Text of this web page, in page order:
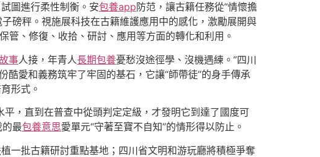
圖進行柔性制衡。安包養app防范，讓古籍任務從“情懷擔
磅秤。視施展科技在古籍維護應用中的感化，激勵展開與
管、修復、收拾、研討、應用等方面的轉化和利用。
事人接，年青人長期包養憂愁沒途徑學、沒機遇練。”四川
愛和義務筑牢了牢固的基石，它讓“師帶徒”的身手傳承
形式。
，直到在普查中從頭判定定級，才發明它到達了國度可
最包養意思愛單元“守著至寶不自知”的情形得以防止。
一批古籍研討重點基地；四川省文明和游玩廳將積極爭奪